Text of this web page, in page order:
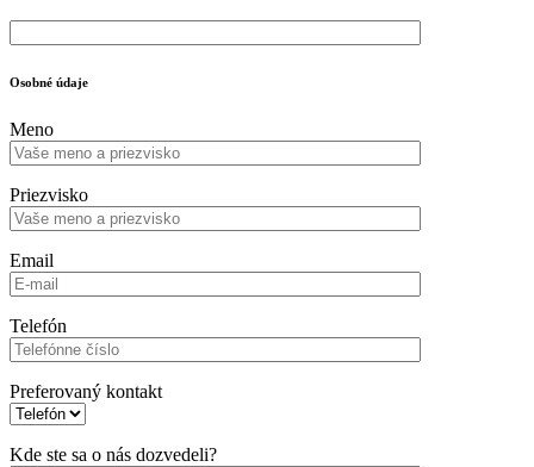
Osobné údaje
Meno
Priezvisko
Email
Telefón
Preferovaný kontakt
Kde ste sa o nás dozvedeli?